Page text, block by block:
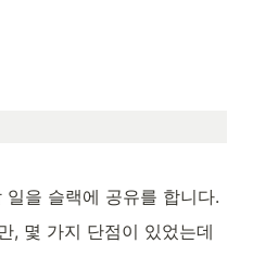
을 슬랙에 공유를 합니다.
, 몇 가지 단점이 있었는데